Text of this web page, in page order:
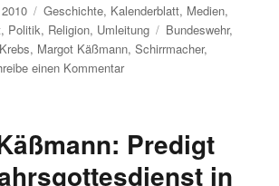
Kategorien
Geschichte, Kalenderblatt, Medien,
, Politik, Religion, Umleitung Schlagwörter
Bundeswehr,
Krebs, Margot Käßmann,Schirrmacher,
einen Kommentarzu
Afghanistan,
und
Predigt
in